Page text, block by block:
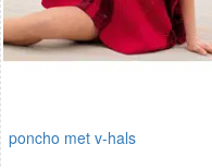
poncho met v-hals